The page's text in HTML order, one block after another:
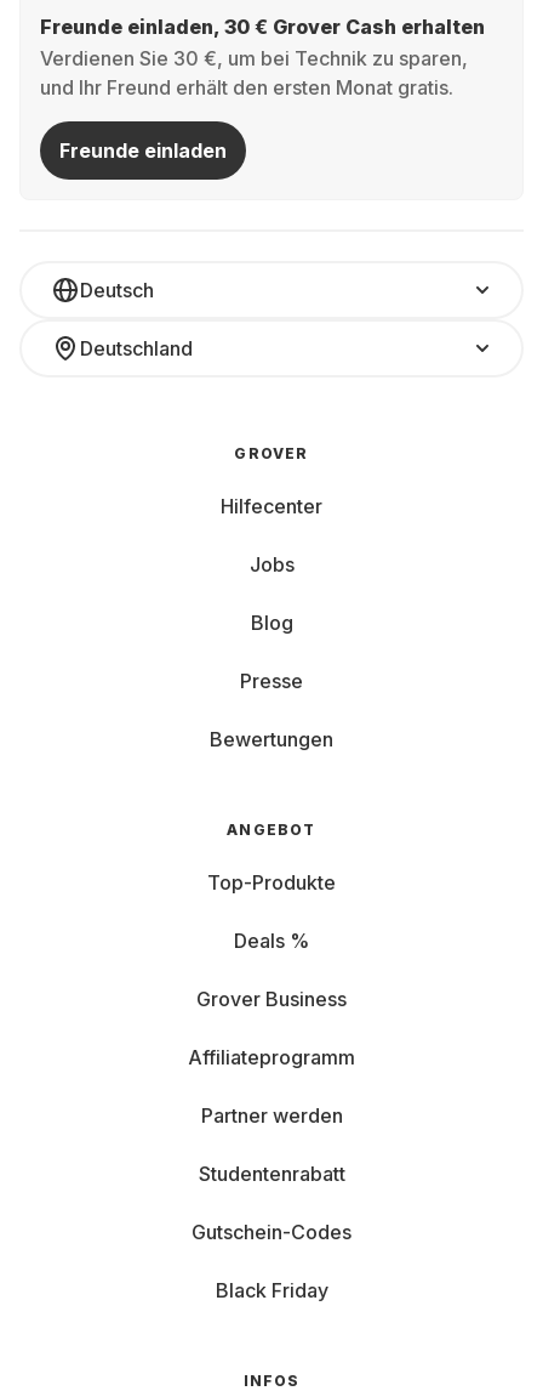
Freunde einladen, 30 € Grover Cash erhalten
Verdienen Sie 30 €, um bei Technik zu sparen,
und Ihr Freund erhält den ersten Monat gratis.
Freunde einladen
Deutsch
Deutschland
GROVER
Hilfecenter
Jobs
Blog
Presse
Bewertungen
ANGEBOT
Top-Produkte
Deals %
Grover Business
Affiliateprogramm
Partner werden
Studentenrabatt
Gutschein-Codes
Black Friday
INFOS